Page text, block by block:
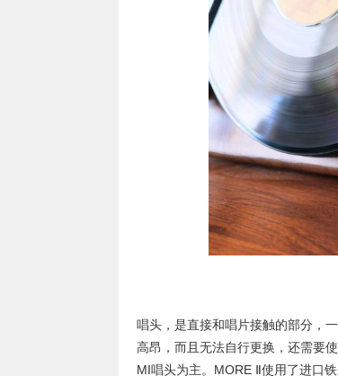
唱头，是直接和唱片接触的部分，
高昂，而且无法自行更换，还需要
MI唱头为主。MORE Ⅱ使用了进口